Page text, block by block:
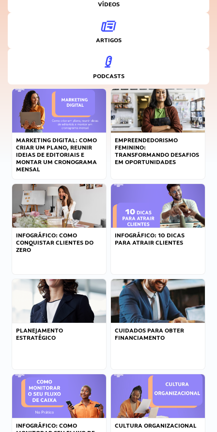
VÍDEOS
ARTIGOS
PODCASTS
MARKETING DIGITAL: COMO
CRIAR UM PLANO, REUNIR
IDEIAS DE EDITORIAIS E
MONTAR UM CRONOGRAMA
MENSAL
EMPREENDEDORISMO
FEMININO:
TRANSFORMANDO DESAFIOS
EM OPORTUNIDADES
INFOGRÁFICO: COMO
CONQUISTAR CLIENTES DO
ZERO
INFOGRÁFICO: 10 DICAS
PARA ATRAIR CLIENTES
PLANEJAMENTO
ESTRATÉGICO
CUIDADOS PARA OBTER
FINANCIAMENTO
INFOGRÁFICO: COMO
CULTURA ORGANIZACIONAL